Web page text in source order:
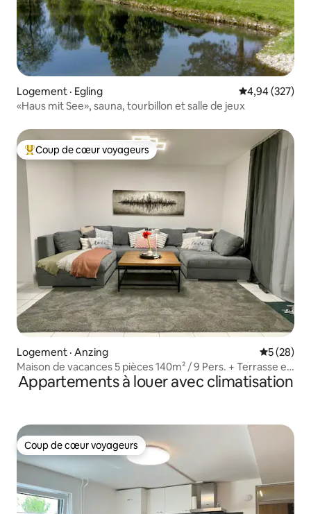
Logement · Egling Note
4,94 (327)
«Haus mit See», sauna, tourbillon et salle de jeux
Coup de cœur voyageurs parmi les plus aimés
Coup de cœur voyageurs
Logement · Anzing Note
5 (28)
Maison de vacances 5 pièces 140m² / 9 Pers. + Terrasse et
jardin
Appartements à louer avec climatisation
Coup de cœur voyageurs
Coup de cœur voyageurs